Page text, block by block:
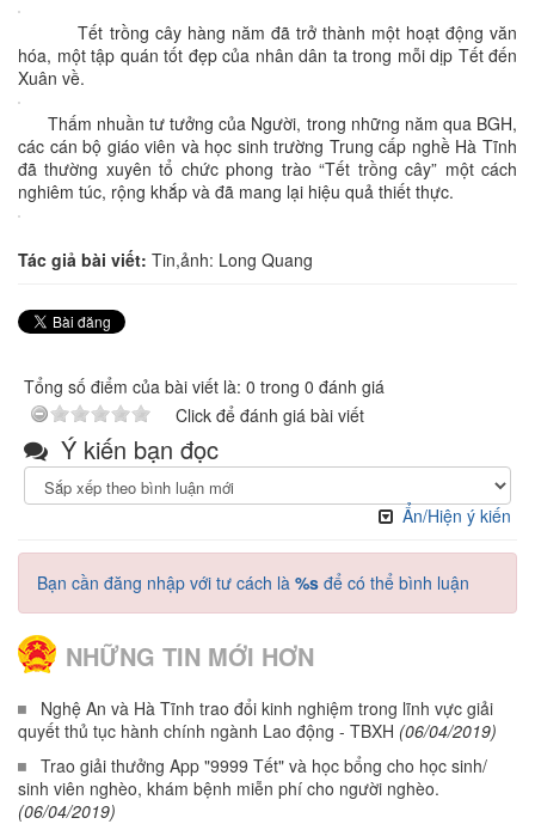
Tết trồng cây hàng năm đã trở thành một hoạt động văn
hóa, một tập quán tốt đẹp của nhân dân ta trong mỗi dịp Tết đến
Xuân về.
Thấm nhuần tư tưởng của Người, trong những năm qua BGH,
các cán bộ giáo viên và học sinh trường Trung cấp nghề Hà Tĩnh
đã thường xuyên tổ chức phong trào “Tết trồng cây” một cách
nghiêm túc, rộng khắp và đã mang lại hiệu quả thiết thực.
Tác giả bài viết: Tin,ảnh: Long Quang
Tổng số điểm của bài viết là: 0 trong 0 đánh giá
Click để đánh giá bài viết
Ý kiến bạn đọc
Ẩn/Hiện ý kiến
Bạn cần đăng nhập với tư cách là %s để có thể bình luận
NHỮNG TIN MỚI HƠN
Nghệ An và Hà Tĩnh trao đổi kinh nghiệm trong lĩnh vực giải
quyết thủ tục hành chính ngành Lao động - TBXH (06/04/2019)
Trao giải thưởng App "9999 Tết" và học bổng cho học sinh/
sinh viên nghèo, khám bệnh miễn phí cho người nghèo.
(06/04/2019)